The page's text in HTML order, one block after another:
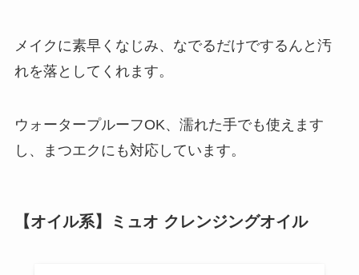
メイクに素早くなじみ、なでるだけでするんと汚
れを落としてくれます。
ウォータープルーフOK、濡れた手でも使えます
し、まつエクにも対応しています。
【オイル系】ミュオ クレンジングオイル